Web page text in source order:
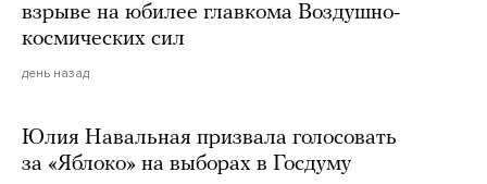
взрыве на юбилее главкома Воздушно-
космических сил
день назад
Юлия Навальная призвала голосовать
за «Яблоко» на выборах в Госдуму